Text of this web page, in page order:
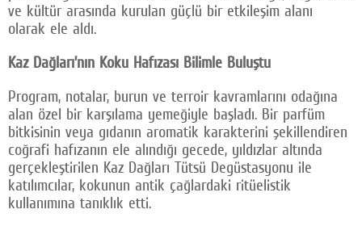
ve kültür arasında kurulan güçlü bir etkileşim alanı
olarak ele aldı.
Kaz Dağları’nın Koku Hafızası Bilimle Buluştu
Program, notalar, burun ve terroir kavramlarını odağına
alan özel bir karşılama yemeğiyle başladı. Bir parfüm
bitkisinin veya gıdanın aromatik karakterini şekillendiren
coğrafi hafızanın ele alındığı gecede, yıldızlar altında
gerçekleştirilen Kaz Dağları Tütsü Degüstasyonu ile
katılımcılar, kokunun antik çağlardaki ritüelistik
kullanımına tanıklık etti.